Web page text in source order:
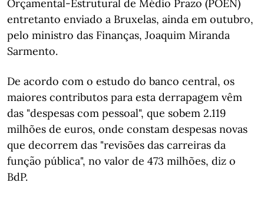
Orçamental-Estrutural de Médio Prazo (POEN)
entretanto enviado a Bruxelas, ainda em outubro,
pelo ministro das Finanças, Joaquim Miranda
Sarmento.
De acordo com o estudo do banco central, os
maiores contributos para esta derrapagem vêm
das "despesas com pessoal", que sobem 2.119
milhões de euros, onde constam despesas novas
que decorrem das "revisões das carreiras da
função pública", no valor de 473 milhões, diz o
BdP.